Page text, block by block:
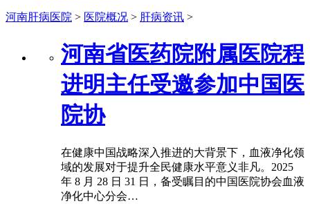
河南肝病医院 > 医院概况 > 肝病资讯 >
河南省医药院附属医院程
进明主任受邀参加中国医
院协
在健康中国战略深入推进的大背景下，血液净化领
域的发展对于提升全民健康水平意义非凡。2025
年 8 月 28 日 31 日，备受瞩目的中国医院协会血液
净化中心分会…